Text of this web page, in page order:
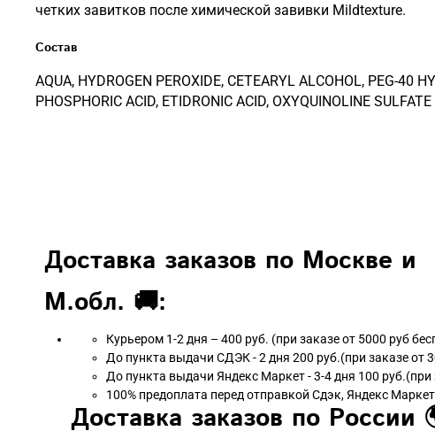
четких завитков после химической завивки Mildtexture.
Состав
AQUA, HYDROGEN PEROXIDE, CETEARYL ALCOHOL, PEG-40
PHOSPHORIC ACID, ETIDRONIC ACID, OXYQUINOLINE SULFATE
Доставка заказов по Москве и
М.обл. 🚚:
Курьером 1-2 дня – 400 руб. (при заказе от 5000 руб
До пункта выдачи СДЭК - 2 дня 200 руб.(при заказе от
До пункта выдачи Яндекс Маркет - 3-4 дня 100 руб.(при
100% предоплата перед отправкой Сдэк, Яндекс
Доставка заказов по России